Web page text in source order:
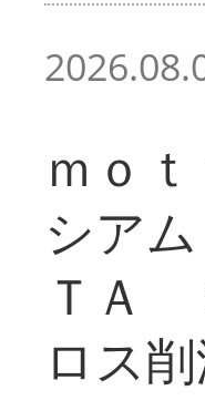
ｍｏ
シア
ＴＡ
ロス